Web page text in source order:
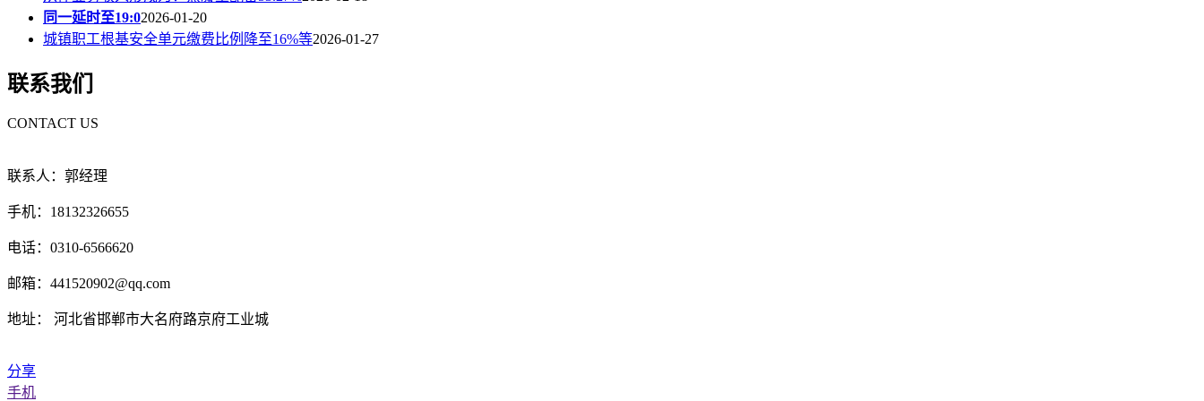
同一延时至19:02026-01-20
城镇职工根基安全单元缴费比例降至16%等2026-01-27
联系我们
CONTACT US
联系人：郭经理
手机：18132326655
电话：0310-6566620
邮箱：441520902@qq.com
地址： 河北省邯郸市大名府路京府工业城
分享
手机